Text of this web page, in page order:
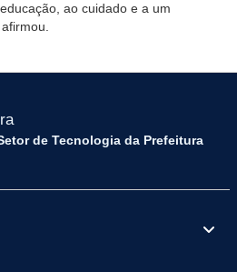
ao cuidado e a um
de Tecnologia da Prefeitura